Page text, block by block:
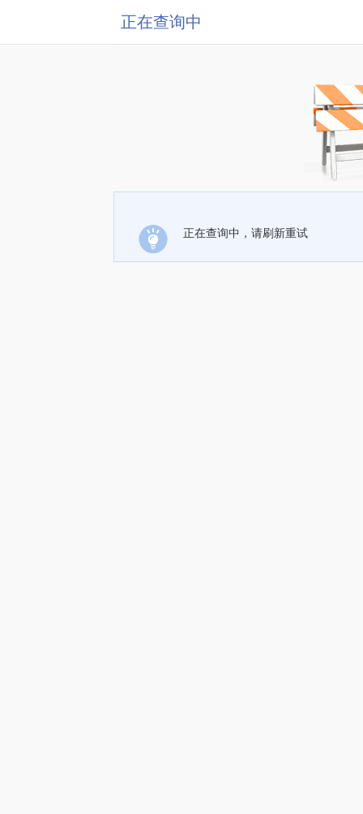
正在查询中
正在查询中，请刷新重试